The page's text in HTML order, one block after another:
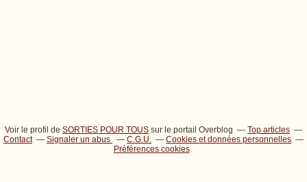
Voir le profil de SORTIES POUR TOUS sur le portail Overblog
Top articles
Contact
Signaler un abus C.G.U.
Cookies et données personnelles
Préférences cookies